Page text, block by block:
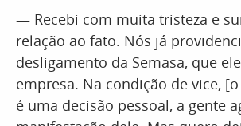
— Recebi com muita tristeza e
relação ao fato. Nós já
desligamento da Semasa, que
empresa. Na condição de vice,
é uma decisão pessoal, a gente